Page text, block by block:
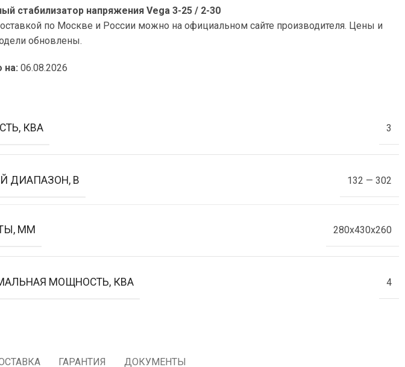
стабилизатор напряжения Vega 3-25 / 2-30
по Москве и России можно на официальном сайте производителя. Цены и
обновлены.
на: 06.08.2026
КВА 3
ДИАПАЗОН, В 132 — 302
ММ 280х430х260
МОЩНОСТЬ, КВА 4
ГАРАНТИЯ ДОКУМЕНТЫ